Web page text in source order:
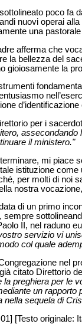
poco fa
nuovi operai
una
afferma che
la bellezza del
gioiosamente la
per i
il ministero."
mi piace
istituzione come
per molti di noi
nostra
di un primo
sempre
II, nel raduno
servizio vi
col quale
nel
citato Direttorio
la preghiera per le
un rapporto
nella sequela di
[Testo originale: